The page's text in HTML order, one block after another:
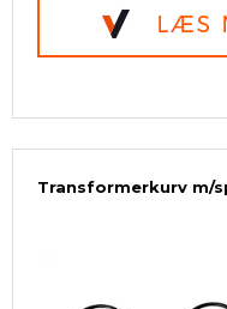
Transformerkurv m/